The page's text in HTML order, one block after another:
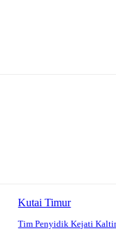
Kutai Timur
Tim Penyidik Kejati